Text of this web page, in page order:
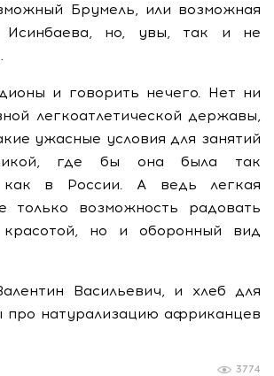
Брумель, или возможная
Исинбаева, но, увы, так и не
и говорить нечего. Нет ни
легкоатлетической державы,
ужасные условия для занятий
где бы она была так
как в России. А ведь легкая
только возможность радовать
но и оборонный вид
Васильевич, и хлеб для
про натурализацию африканцев
3774